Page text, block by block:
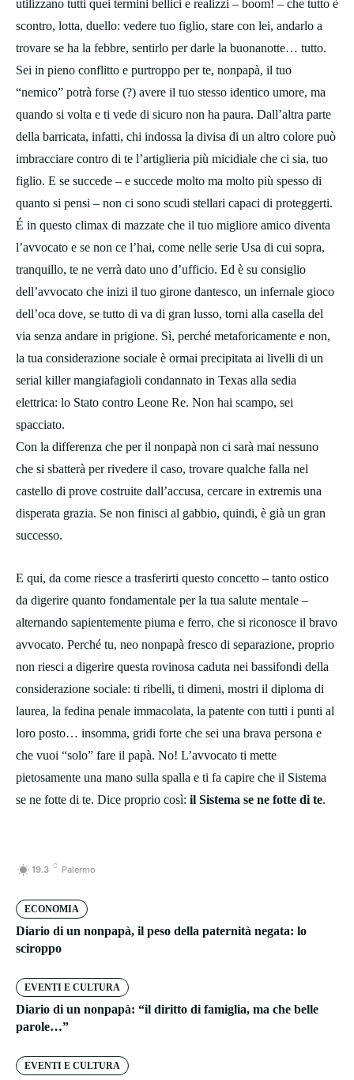
utilizzano tutti quei termini bellici e realizzi – boom! – che tutto è
scontro, lotta, duello: vedere tuo figlio, stare con lei, andarlo a
trovare se ha la febbre, sentirlo per darle la buonanotte… tutto.
Sei in pieno conflitto e purtroppo per te, nonpapà, il tuo
“nemico” potrà forse (?) avere il tuo stesso identico umore, ma
quando si volta e ti vede di sicuro non ha paura. Dall’altra parte
della barricata, infatti, chi indossa la divisa di un altro colore può
imbracciare contro di te l’artiglieria più micidiale che ci sia, tuo
figlio. E se succede – e succede molto ma molto più spesso di
quanto si pensi – non ci sono scudi stellari capaci di proteggerti.
É in questo climax di mazzate che il tuo migliore amico diventa
l’avvocato e se non ce l’hai, come nelle serie Usa di cui sopra,
tranquillo, te ne verrà dato uno d’ufficio. Ed è su consiglio
dell’avvocato che inizi il tuo girone dantesco, un infernale gioco
dell’oca dove, se tutto di va di gran lusso, torni alla casella del
via senza andare in prigione. Sì, perché metaforicamente e non,
la tua considerazione sociale è ormai precipitata ai livelli di un
serial killer mangiafagioli condannato in Texas alla sedia
elettrica: lo Stato contro Leone Re. Non hai scampo, sei
spacciato.
Con la differenza che per il nonpapà non ci sarà mai nessuno
che si sbatterà per rivedere il caso, trovare qualche falla nel
castello di prove costruite dall’accusa, cercare in extremis una
disperata grazia. Se non finisci al gabbio, quindi, è già un gran
successo.
E qui, da come riesce a trasferirti questo concetto – tanto ostico
da digerire quanto fondamentale per la tua salute mentale –
alternando sapientemente piuma e ferro, che si riconosce il bravo
avvocato. Perché tu, neo nonpapà fresco di separazione, proprio
non riesci a digerire questa rovinosa caduta nei bassifondi della
considerazione sociale: ti ribelli, ti dimeni, mostri il diploma di
laurea, la fedina penale immacolata, la patente con tutti i punti al
loro posto… insomma, gridi forte che sei una brava persona e
che vuoi “solo” fare il papà. No! L’avvocato ti mette
pietosamente una mano sulla spalla e ti fa capire che il Sistema
se ne fotte di te. Dice proprio così: il Sistema se ne fotte di te.
19.3 C Palermo
ECONOMIA
Diario di un nonpapà, il peso della paternità negata: lo
sciroppo
EVENTI E CULTURA
Diario di un nonpapà: “il diritto di famiglia, ma che belle
parole…”
EVENTI E CULTURA